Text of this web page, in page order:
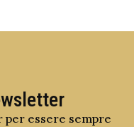
per essere sempre